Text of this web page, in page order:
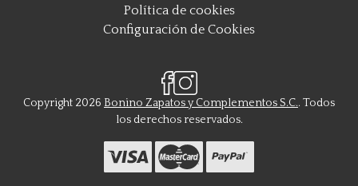
Política de cookies
Configuración de Cookies
Copyright 2026 Bonino Zapatos y Complementos S.C.. Todos
los derechos reservados.